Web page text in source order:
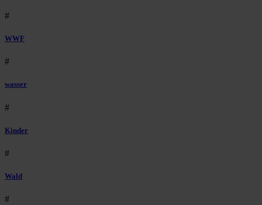
#
WWF
#
wasser
#
Kinder
#
Wald
#